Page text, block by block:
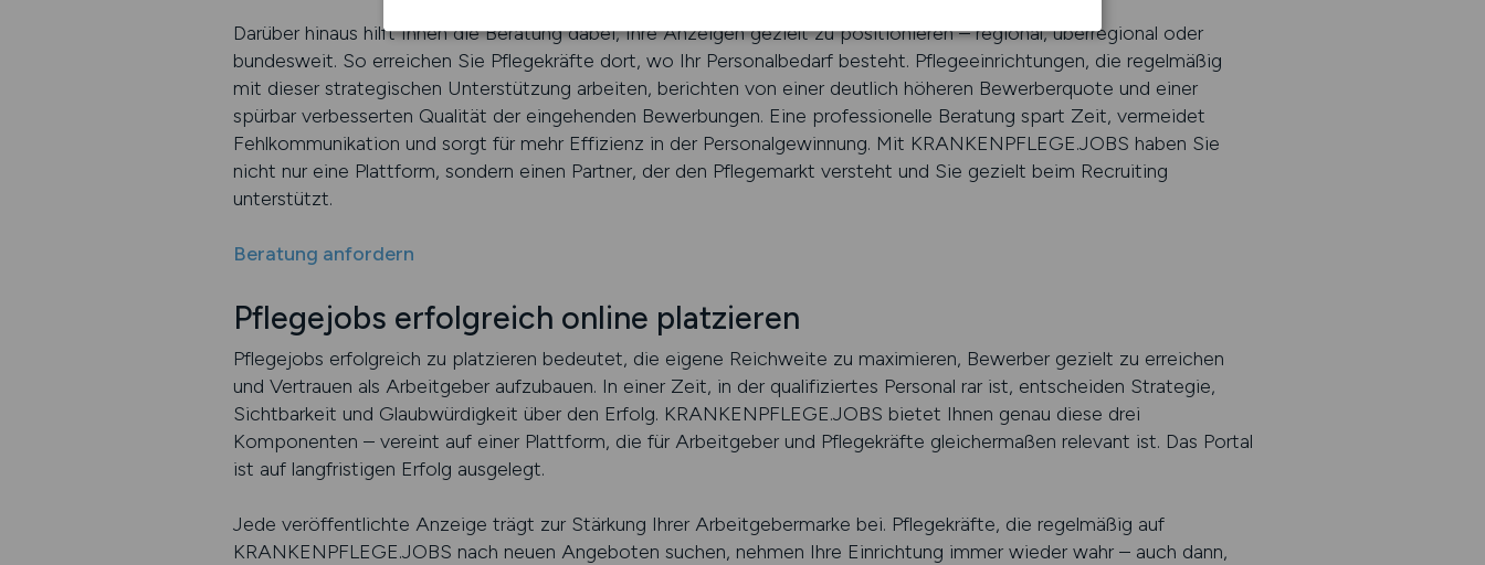
Darüber hinaus hilft Ihnen die Beratung dabei, Ihre Anzeigen gezielt zu positionieren – regional, überregional oder
bundesweit. So erreichen Sie Pflegekräfte dort, wo Ihr Personalbedarf besteht. Pflegeeinrichtungen, die regelmäßig
mit dieser strategischen Unterstützung arbeiten, berichten von einer deutlich höheren Bewerberquote und einer
spürbar verbesserten Qualität der eingehenden Bewerbungen. Eine professionelle Beratung spart Zeit, vermeidet
Fehlkommunikation und sorgt für mehr Effizienz in der Personalgewinnung. Mit KRANKENPFLEGE.JOBS haben Sie
nicht nur eine Plattform, sondern einen Partner, der den Pflegemarkt versteht und Sie gezielt beim Recruiting
unterstützt.
Beratung anfordern
Pflegejobs erfolgreich online platzieren
Pflegejobs erfolgreich zu platzieren bedeutet, die eigene Reichweite zu maximieren, Bewerber gezielt zu erreichen
und Vertrauen als Arbeitgeber aufzubauen. In einer Zeit, in der qualifiziertes Personal rar ist, entscheiden Strategie,
Sichtbarkeit und Glaubwürdigkeit über den Erfolg. KRANKENPFLEGE.JOBS bietet Ihnen genau diese drei
Komponenten – vereint auf einer Plattform, die für Arbeitgeber und Pflegekräfte gleichermaßen relevant ist. Das Portal
ist auf langfristigen Erfolg ausgelegt.
Jede veröffentlichte Anzeige trägt zur Stärkung Ihrer Arbeitgebermarke bei. Pflegekräfte, die regelmäßig auf
KRANKENPFLEGE.JOBS nach neuen Angeboten suchen, nehmen Ihre Einrichtung immer wieder wahr – auch dann,